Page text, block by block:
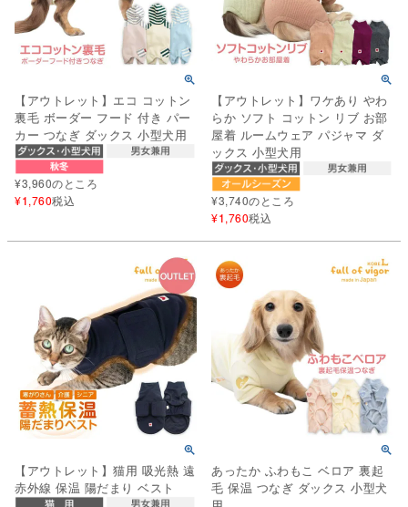
【アウトレット】エコ コットン
裏毛 ボーダー フード 付き パー
カー つなぎ ダックス 小型犬用
¥3,960のところ
¥1,760税込
【アウトレット】ワケあり やわ
らか ソフト コットン リブ お部
屋着 ルームウェア パジャマ ダ
ックス 小型犬用
¥3,740のところ
¥1,760税込
【アウトレット】猫用 吸光熱 遠
赤外線 保温 陽だまり ベスト
あったか ふわもこ ベロア 裏起
毛 保温 つなぎ ダックス 小型犬